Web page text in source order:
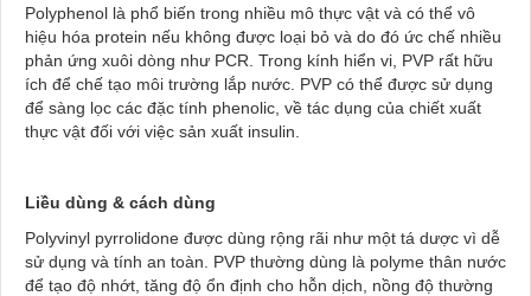
Polyphenol là phổ biến trong nhiều mô thực vật và có thể vô
hiệu hóa protein nếu không được loại bỏ và do đó ức chế nhiều
phản ứng xuôi dòng như PCR. Trong kính hiển vi, PVP rất hữu
ích để chế tạo môi trường lắp nước. PVP có thể được sử dụng
để sàng lọc các đặc tính phenolic, về tác dụng của chiết xuất
thực vật đối với việc sản xuất insulin.
Liều dùng & cách dùng
Polyvinyl pyrrolidone được dùng rộng rãi như một tá dược vì dễ
sử dụng và tính an toàn. PVP thường dùng là polyme thân nước
để tạo độ nhớt, tăng độ ổn định cho hỗn dịch, nồng độ thường